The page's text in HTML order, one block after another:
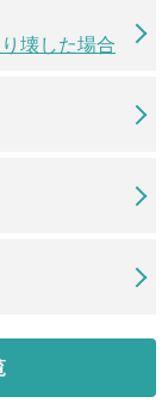
壊した場合